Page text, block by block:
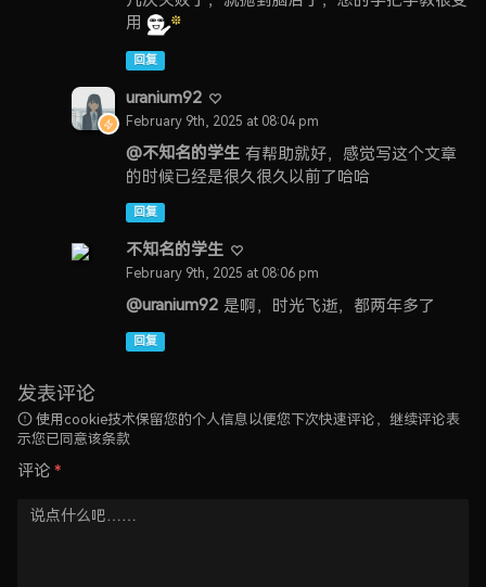
用
回复
uranium92
February 9th, 2025 at 08:04 pm
@不知名的学生 有帮助就好，感觉写这个文章
的时候已经是很久很久以前了哈哈
回复
不知名的学生
February 9th, 2025 at 08:06 pm
@uranium92 是啊，时光飞逝，都两年多了
回复
发表评论
使用cookie技术保留您的个人信息以便您下次快速评论，继续评论表
示您已同意该条款
评论 *